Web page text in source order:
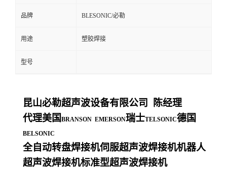
品牌 BLESONIC/必勒
用途 塑胶焊接
型号
昆山必勒超声波设备有限公司
陈经理
代理美国 BRANSON EMERSON瑞士TELSONIC德国
BELSONIC
全自动转盘焊接机伺服超声波焊接机机器人
超声波焊接机标准型超声波焊接机